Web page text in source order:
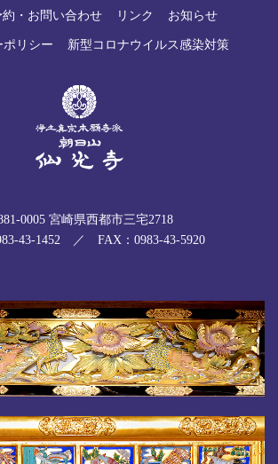
・お問い合わせ リンク お知らせ
ポリシー 新型コロナウイルス感染対策
0005 宮崎県西都市三宅2718
43-1452 ／ FAX：0983-43-5920